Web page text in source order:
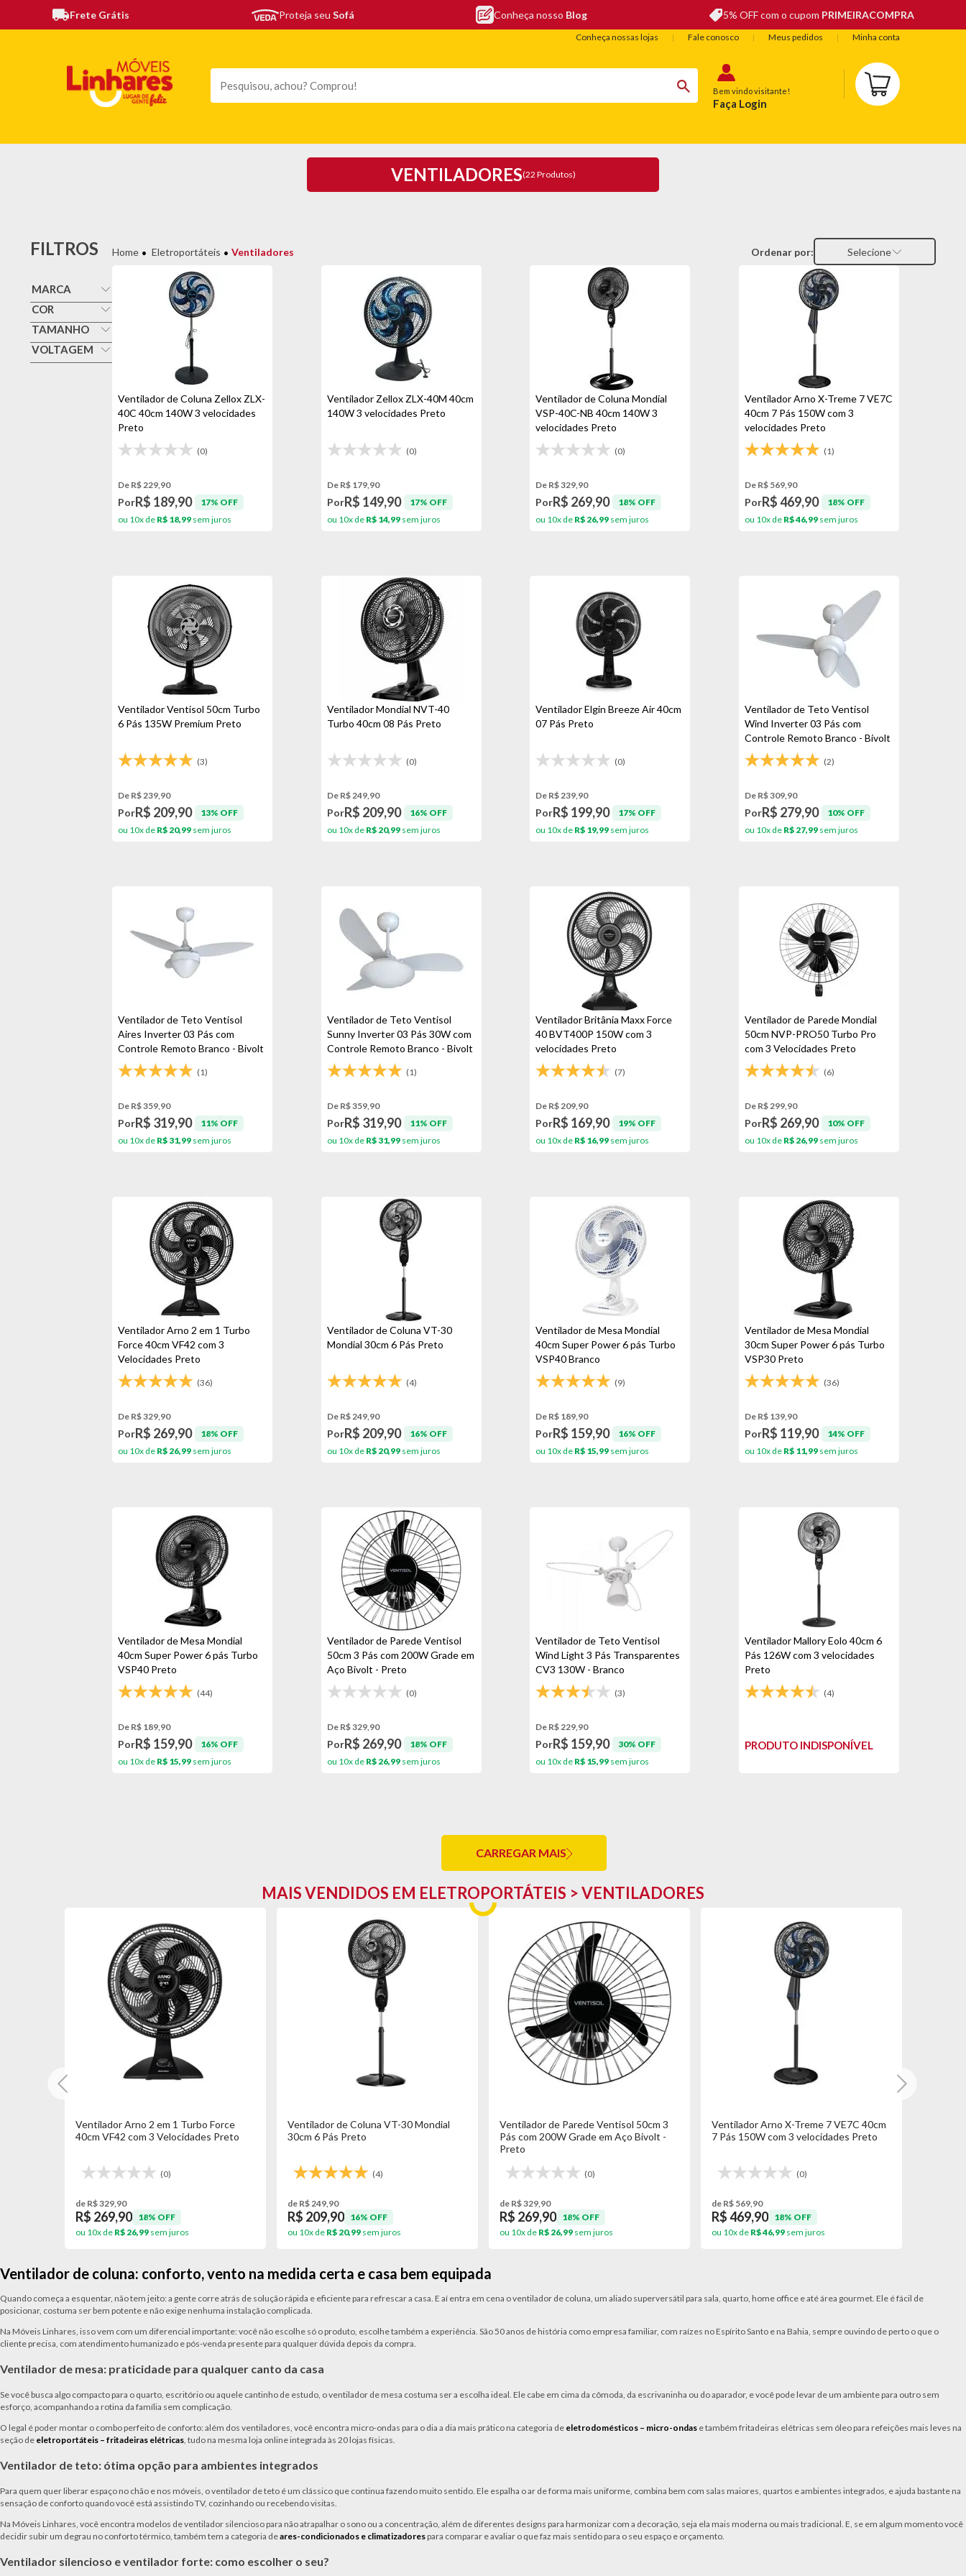
Frete Grátis Proteja seu Sofá Conheça nosso Blog 5% OFF com o cupom PRIMEIRACOMPRA
Conheça nossas lojas Fale conosco Meus pedidos Minha conta
Bem vindo visitante!
Faça Login
VENTILADORES(22 Produtos)
FILTROS
MARCA
Arno
Britania
Elgin
COR
Branca
Preta
TAMANHO
30cm
VOLTAGEM
Eletroportáteis Ventiladores Ordenar por: Selecione
Ventilador de Coluna Zellox ZLX-
40C 40cm 140W 3 velocidades
Preto
(0)
De R$ 229,90
PorR$ 189,90
17% OFF
ou 10x de R$ 18,99 sem juros
Ventilador Zellox ZLX-40M 40cm
140W 3 velocidades Preto
(0)
De R$ 179,90
PorR$ 149,90
17% OFF
ou 10x de R$ 14,99sem juros
Ventilador de Coluna Mondial
VSP-40C-NB 40cm 140W 3
velocidades Preto
(0)
De R$ 329,90
PorR$ 269,90
18% OFF
ou 10x de R$ 26,99 sem juros
Ventilador Arno X-Treme 7 VE7C
40cm 7 Pás 150W com 3
velocidades Preto
(1)
De R$ 569,90
PorR$ 469,90
18% OFF
ou 10x de R$ 46,99sem juros
Ventilador Ventisol 50cm Turbo
6 Pás 135W Premium Preto
(3)
De R$ 239,90
PorR$ 209,90
13% OFF
ou 10x de R$ 20,99 sem juros
Ventilador Mondial NVT-40
Turbo 40cm 08 Pás Preto
(0)
De R$ 249,90
PorR$ 209,90
16% OFF
ou 10x de R$ 20,99sem juros
Ventilador Elgin Breeze Air 40cm
07 Pás Preto
(0)
De R$ 239,90
PorR$ 199,90
17% OFF
ou 10x de R$ 19,99 sem juros
Ventilador de Teto Ventisol
Wind Inverter 03 Pás com
Controle Remoto Branco - Bivolt
(2)
De R$ 309,90
PorR$ 279,90
10% OFF
ou 10x de R$ 27,99sem juros
Ventilador de Teto Ventisol
Aires Inverter 03 Pás com
Controle Remoto Branco - Bivolt
(1)
De R$ 359,90
PorR$ 319,90
11% OFF
ou 10x de R$ 31,99 sem juros
Ventilador de Teto Ventisol
Sunny Inverter 03 Pás 30W com
Controle Remoto Branco - Bivolt
(1)
De R$ 359,90
PorR$ 319,90
11% OFF
ou 10x de R$ 31,99sem juros
Ventilador Britânia Maxx Force
40 BVT400P 150W com 3
velocidades Preto
(7)
De R$ 209,90
PorR$ 169,90
19% OFF
ou 10x de R$ 16,99 sem juros
Ventilador de Parede Mondial
50cm NVP-PRO50 Turbo Pro
com 3 Velocidades Preto
(6)
De R$ 299,90
PorR$ 269,90
10% OFF
ou 10x de R$ 26,99sem juros
Ventilador Arno 2 em 1 Turbo
Force 40cm VF42 com 3
Velocidades Preto
(36)
De R$ 329,90
PorR$ 269,90
18% OFF
ou 10x de R$ 26,99 sem juros
Ventilador de Coluna VT-30
Mondial 30cm 6 Pás Preto
(4)
De R$ 249,90
PorR$ 209,90
16% OFF
ou 10x de R$ 20,99sem juros
Ventilador de Mesa Mondial
40cm Super Power 6 pás Turbo
VSP40 Branco
(9)
De R$ 189,90
PorR$ 159,90
16% OFF
ou 10x de R$ 15,99 sem juros
Ventilador de Mesa Mondial
30cm Super Power 6 pás Turbo
VSP30 Preto
(36)
De R$ 139,90
PorR$ 119,90
14% OFF
ou 10x de R$ 11,99sem juros
Ventilador de Mesa Mondial
40cm Super Power 6 pás Turbo
VSP40 Preto
(44)
De R$ 189,90
PorR$ 159,90
16% OFF
ou 10x de R$ 15,99 sem juros
Ventilador de Parede Ventisol
50cm 3 Pás com 200W Grade em
Aço Bivolt - Preto
(0)
De R$ 329,90
PorR$ 269,90
18% OFF
ou 10x de R$ 26,99sem juros
Ventilador de Teto Ventisol
Wind Light 3 Pás Transparentes
CV3 130W - Branco
(3)
De R$ 229,90
PorR$ 159,90
30% OFF
ou 10x de R$ 15,99 sem juros
Ventilador Mallory Eolo 40cm 6
Pás 126W com 3 velocidades
Preto
(4)
PRODUTO INDISPONÍVEL
CARREGAR MAIS
MAIS VENDIDOS EM ELETROPORTÁTEIS > VENTILADORES
Ventilador de Parede Ventisol 50cm 3
Pás com 200W Grade em Aço Bivolt -
(0)
18% OFF
R$ 26,99sem juros
Ventilador Arno X-Treme 7 VE7C 40cm
7 Pás 150W com 3 velocidades Preto
(0)
18% OFF
R$ 46,99sem juros
Ventilador Zellox ZLX-40M 40cm 140W
3 velocidades Preto
(0)
17% OFF
R$ 14,99sem juros
Ventilador de Coluna Zellox ZLX-40C
40cm 140W 3 velocidades Preto
(0)
17% OFF
R$ 18,99sem juros
Ventilador Britânia
BVT400P 150W com 3
Ventilador de coluna: conforto, vento na medida certa e casa bem equipada
Quando começa a esquentar, não tem jeito: a gente corre atrás de solução rápida e eficiente para refrescar a casa. E aí entra em cena o ventilador de coluna, um aliado superversátil para sala, quarto, home office e até área gourmet. Ele é fácil de
posicionar, costuma ser bem potente e não exige nenhuma instalação complicada.
Na Móveis Linhares, isso vem com um diferencial importante: você não escolhe só o produto, escolhe também a experiência. São 50 anos de história como empresa familiar, com raízes no Espírito Santo e na Bahia, sempre ouvindo de perto o que o
cliente precisa, com atendimento humanizado e pós-venda presente para qualquer dúvida depois da compra.
Ventilador de mesa: praticidade para qualquer canto da casa
Se você busca algo compacto para o quarto, escritório ou aquele cantinho de estudo, o ventilador de mesa costuma ser a escolha ideal. Ele cabe em cima da cômoda, da escrivaninha ou do aparador, e você pode levar de um ambiente para outro sem
esforço, acompanhando a rotina da família sem complicação.
O legal é poder montar o combo perfeito de conforto: além dos ventiladores, você encontra micro-ondas para o dia a dia mais prático na categoria de eletrodomésticos – micro-ondas e também fritadeiras elétricas sem óleo para refeições mais leves na
seção de eletroportáteis – fritadeiras elétricas, tudo na mesma loja online integrada às 20 lojas físicas.
Ventilador de teto: ótima opção para ambientes integrados
Para quem quer liberar espaço no chão e nos móveis, o ventilador de teto é um clássico que continua fazendo muito sentido. Ele espalha o ar de forma mais uniforme, combina bem com salas maiores, quartos e ambientes integrados, e ajuda bastante na
sensação de conforto quando você está assistindo TV, cozinhando ou recebendo visitas.
Na Móveis Linhares, você encontra modelos de ventilador silencioso para não atrapalhar o sono ou a concentração, além de diferentes designs para harmonizar com a decoração, seja ela mais moderna ou mais tradicional. E, se em algum momento você
decidir subir um degrau no conforto térmico, também tem a categoria deares-condicionados e climatizadorespara comparar e avaliar o que faz mais sentido para o seu espaço e orçamento.
Ventilador silencioso e ventilador forte: como escolher o seu?